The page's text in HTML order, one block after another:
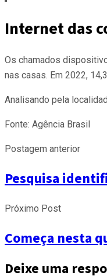
Internet das
Os chamados
nas casas. Em 2022,
Analisando pela
Fonte: Agência Brasil
Postagem anterior
Pesquisa
Próximo Post
Começa nesta
Deixe uma